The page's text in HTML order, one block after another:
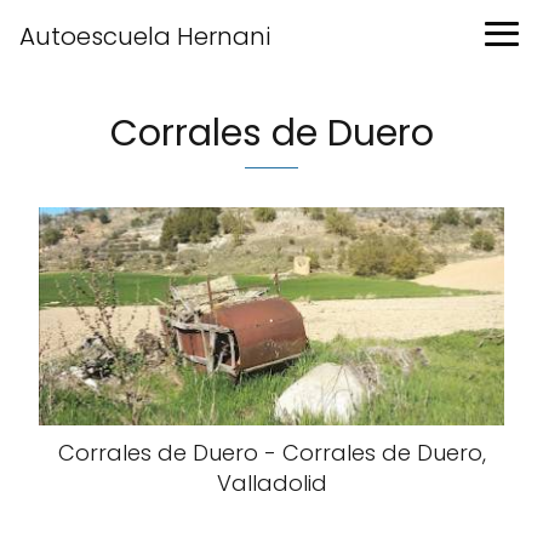
Autoescuela Hernani
Corrales de Duero
Corrales de Duero - Corrales de Duero,
Valladolid